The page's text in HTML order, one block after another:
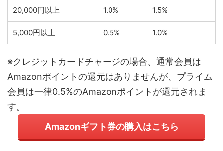
20,000円以上 1.0% 1.5%
5,000円以上 0.5% 1.0%
※クレジットカードチャージの場合、通常会員は
Amazonポイントの還元はありませんが、プライム
会員は一律0.5%のAmazonポイントが還元されま
す。
Amazonギフト券の購入はこちら